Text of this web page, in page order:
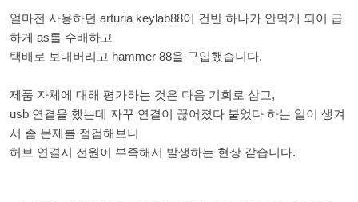
얼마전 사용하던 arturia keylab88이 건반 하나가 안먹게 되어 급
하게 as를 수배하고
택배로 보내버리고 hammer 88을 구입했습니다.
제품 자체에 대해 평가하는 것은 다음 기회로 삼고,
usb 연결을 했는데 자꾸 연결이 끊어졌다 붙었다 하는 일이 생겨
서 좀 문제를 점검해보니
허브 연결시 전원이 부족해서 발생하는 현상 같습니다.